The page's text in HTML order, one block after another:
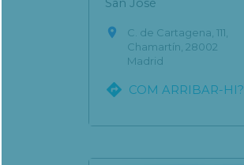
San José

C. de Cartagena, 111,
Chamartín, 28002
Madrid
 COM ARRIBAR-HI?